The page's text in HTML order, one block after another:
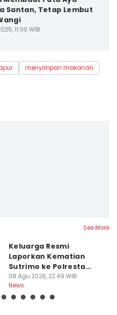
Santan, Tetap Lembut
11:00 WIB
menyimpan makanan
See More
Keluarga Resmi
Laporkan Kematian
Sutrimo ke Polresta
Banyumas
08 Agu 2026, 22:49 WIB
News